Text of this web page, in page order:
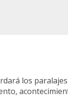
los